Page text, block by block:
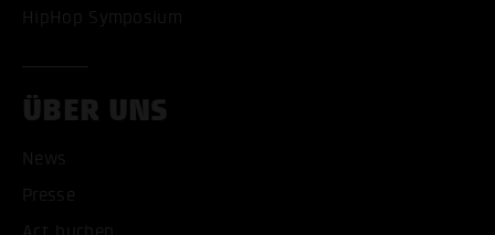
HipHop Symposium
ÜBER UNS
News
Presse